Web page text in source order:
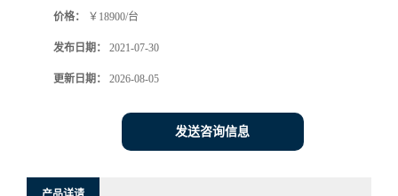
价格： ￥18900/台
发布日期： 2021-07-30
更新日期： 2026-08-05
发送咨询信息